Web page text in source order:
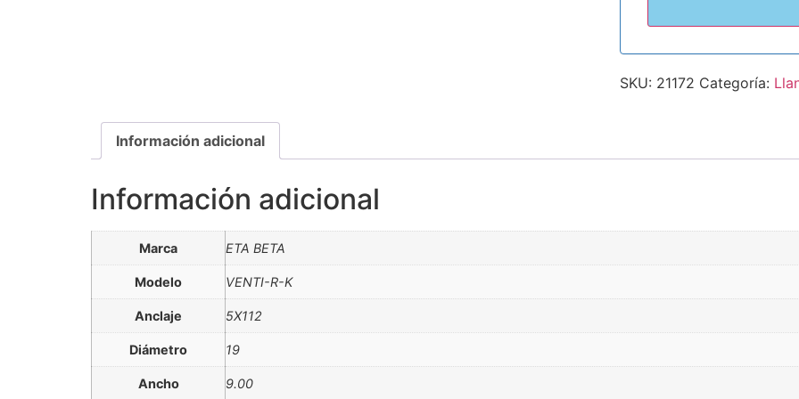
SKU: 21172 Categoría:
Información adicional
Información adicional
Marca ETA BETA
Modelo VENTI-R-K
Anclaje 5X112
Diámetro 19
Ancho 9.00